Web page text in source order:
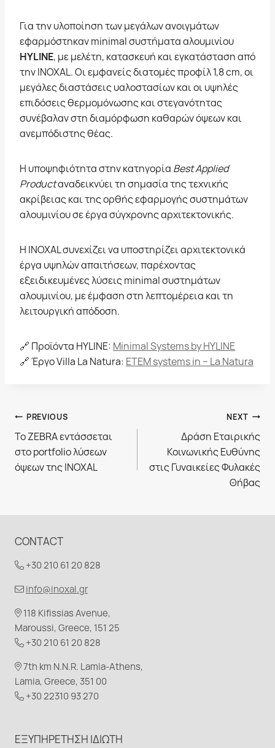
Για την υλοποίηση των μεγάλων ανοιγμάτων
εφαρμόστηκαν minimal συστήματα αλουμινίου
HYLINE, με μελέτη, κατασκευή και εγκατάσταση από
την INOXAL. Οι εμφανείς διατομές προφίλ 1,8 cm, οι
μεγάλες διαστάσεις υαλοστασίων και οι υψηλές
επιδόσεις θερμομόνωσης και στεγανότητας
συνέβαλαν στη διαμόρφωση καθαρών όψεων και
ανεμπόδιστης θέας.
Η υποψηφιότητα στην κατηγορία Best Applied
Productαναδεικνύει τη σημασία της τεχνικής
ακρίβειας και της ορθής εφαρμογής συστημάτων
αλουμινίου σε έργα σύγχρονης αρχιτεκτονικής.
Η INOXAL συνεχίζει να υποστηρίζει αρχιτεκτονικά
έργα υψηλών απαιτήσεων, παρέχοντας
εξειδικευμένες λύσεις minimal συστημάτων
αλουμινίου, με έμφαση στη λεπτομέρεια και τη
λειτουργική απόδοση.
🔗 Προϊόντα HYLINE: Minimal Systems by HYLINE
🔗 Έργο Villa La Natura: ΕΤΕΜ systems in – La Natura
Πλοήγηση
άρθρων
PREVIOUS
Το ZEBRA εντάσσεται
στο portfolio λύσεων
όψεων της INOXAL
NEXT
Δράση Εταιρικής
Κοινωνικής Ευθύνης
στις Γυναικείες Φυλακές
Θήβας
CONTACT
+30 210 61 20 828
info@inoxal.gr
118 Kifissias Avenue,
Maroussi, Greece, 151 25
+30 210 61 20 828
7th km N.N.R. Lamia-Athens,
Lamia, Greece, 351 00
+30 22310 93 270
ΕΞΥΠΗΡΈΤΗΣΗ ΙΔΙΏΤΗ